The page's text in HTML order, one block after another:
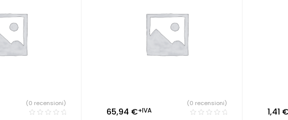
(0 recensioni)
65,94 €+IVA
(0 recensioni)
1,41 €